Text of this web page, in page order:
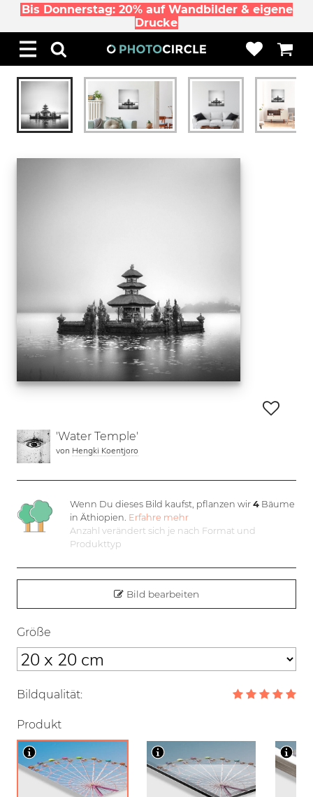
Bis Donnerstag: 20% auf Wandbilder & eigene
Drucke
'Water Temple'
von Hengki Koentjoro
Wenn Du dieses Bild kaufst, pflanzen wir4 Bäume
in Äthiopien. Erfahre mehr
Anzahl verändert sich je nach Format und
Produkttyp
Bild bearbeiten
Größe
Bildqualität:
Produkt